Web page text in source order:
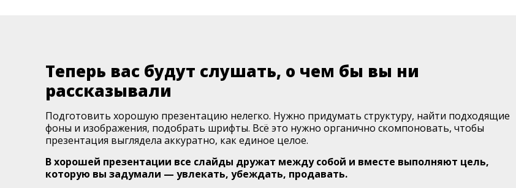
Теперь вас будут слушать, о чем бы вы ни
рассказывали
Подготовить хорошую презентацию нелегко. Нужно придумать структуру, найти подходящие
фоны и изображения, подобрать шрифты. Всё это нужно органично скомпоновать, чтобы
презентация выглядела аккуратно, как единое целое.
В хорошей презентации все слайды дружат между собой и вместе выполняют цель,
которую вы задумали — увлекать, убеждать, продавать.